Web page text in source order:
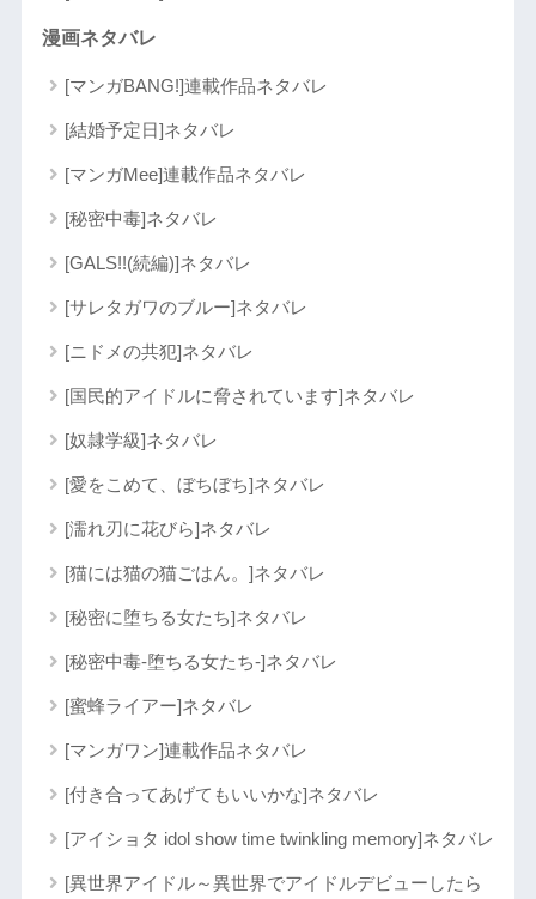
漫画ネタバレ
[マンガBANG!]連載作品ネタバレ
[結婚予定日]ネタバレ
[マンガMee]連載作品ネタバレ
[秘密中毒]ネタバレ
[GALS!!(続編)]ネタバレ
[サレタガワのブルー]ネタバレ
[ニドメの共犯]ネタバレ
[国民的アイドルに脅されています]ネタバレ
[奴隷学級]ネタバレ
[愛をこめて、ぼちぼち]ネタバレ
[濡れ刃に花びら]ネタバレ
[猫には猫の猫ごはん。]ネタバレ
[秘密に堕ちる女たち]ネタバレ
[秘密中毒-堕ちる女たち-]ネタバレ
[蜜蜂ライアー]ネタバレ
[マンガワン]連載作品ネタバレ
[付き合ってあげてもいいかな]ネタバレ
[アイショタ idol show time twinkling memory]ネタバレ
[異世界アイドル～異世界でアイドルデビューしたら